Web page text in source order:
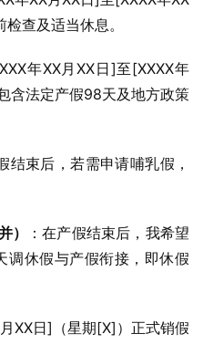
查及适当休息。
年XX月XX日]至[XXXX年
含法定产假98天及地方政策
结束后，若需申请哺乳假，
）
：在产假结束后，我希望
休假与产假衔接，即休假
XX日]（星期[X]）正式销假